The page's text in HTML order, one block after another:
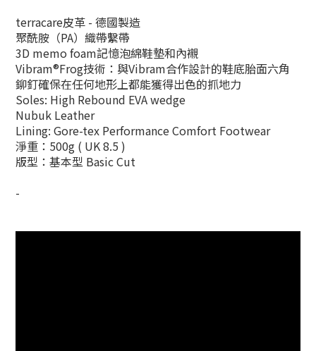
terracare皮革 - 德國製造
聚酰胺（PA）織帶繫帶
3D memo foam記憶泡綿鞋墊和內襯
Vibram®Frog技術：與Vibram合作設計的鞋底胎面六角
鉚釘確保在任何地形上都能獲得出色的抓地力
Soles: High Rebound EVA wedge
Nubuk Leather
Lining: Gore-tex Performance Comfort Footwear
淨重：500g ( UK 8.5 )
版型：基本型 Basic Cut
-